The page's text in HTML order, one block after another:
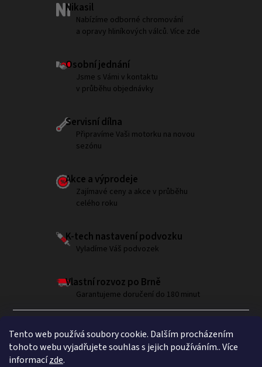
Tento web používá soubory cookie. Dalším procházením
tohoto webu vyjadřujete souhlas s jejich používáním.. Více
informacízde.
Nikasil
Nabízíme odborné chromování
a opravy hliníkových válců. Více zde
Osobní jednání
Jsme s Vámi v kontaktu
v průběhu objednávky
Servisní dílna
Připravíme Vaši motorku na novou
sezónu
Akce a výprodeje
Zajímavé ceny a akce v průběhu
celého roku
K-tech nastavení podvozku
Vyladíme Váš podvozek
Vlastní rozvoz po Brně
Garantujeme doručení do 180 minut